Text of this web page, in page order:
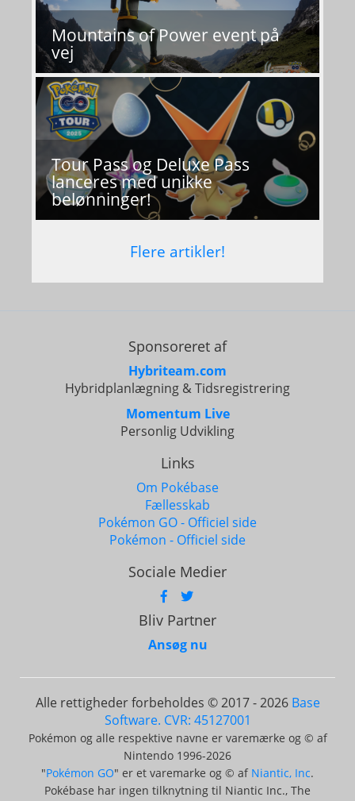
Mountains of Power event på
vej
Tour Pass og Deluxe Pass
lanceres med unikke
belønninger!
Flere artikler!
Sponsoreret af
Hybriteam.com
Hybridplanlægning & Tidsregistrering
Momentum Live
Personlig Udvikling
Links
Om Pokébase
Fællesskab
Pokémon GO - Officiel side
Pokémon - Officiel side
Sociale Medier
Bliv Partner
Ansøg nu
Alle rettigheder forbeholdes © 2017 - 2026 Base
Software. CVR: 45127001
Pokémon og alle respektive navne er varemærke og © af
Nintendo 1996-2026
"Pokémon GO" er et varemarke og © af Niantic, Inc.
Pokébase har ingen tilknytning til Niantic Inc., The